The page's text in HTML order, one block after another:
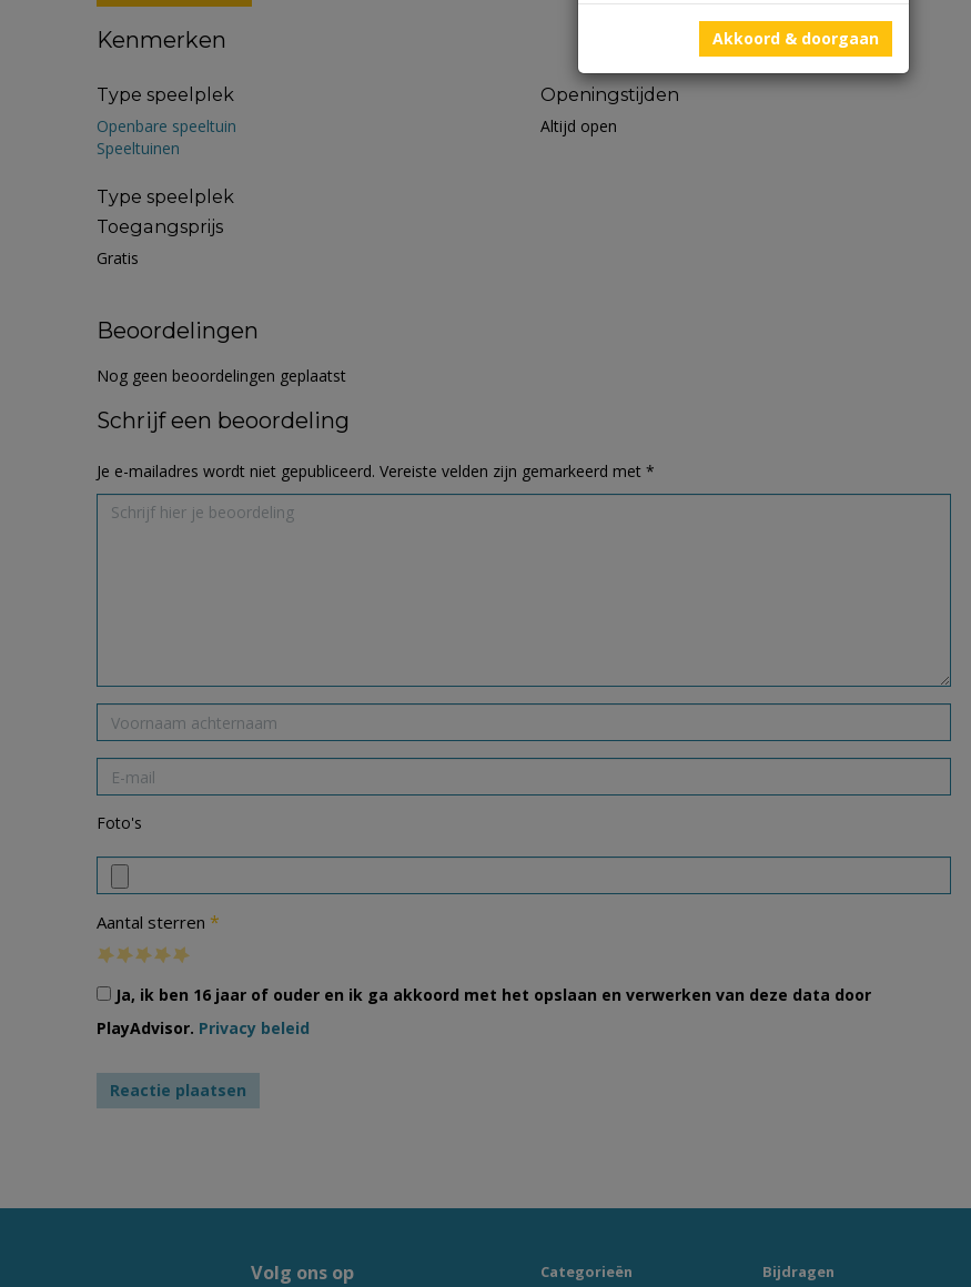
Kenmerken
Type speelplek
Openbare speeltuin
Speeltuinen
Type speelplek
Toegangsprijs
Gratis
Openingstijden
Altijd open
Beoordelingen
Nog geen beoordelingen geplaatst
Schrijf een beoordeling
Je e-mailadres wordt niet gepubliceerd. Vereiste velden zijn gemarkeerd met *
Foto's
Aantal sterren *
Ja, ik ben 16 jaar of ouder en ik ga akkoord met het opslaan en verwerken van deze data door
PlayAdvisor. Privacy beleid
Volg ons op Categorieën Bijdragen
Akkoord & doorgaan